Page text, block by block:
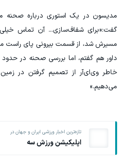
مدیسون در یک استوری درباره صحنه
گفت:«برای شفاف‌سازی... آن تماس
مسیرش شد، از قسمت بیرونی پای راست
خاطر وی‌ای‌آر از تصمیم گرفتن در
می‌دهیم.»
تازه‌ترین اخبار ورزشی ایران و جهان در
اپلیکیشن ورزش سه